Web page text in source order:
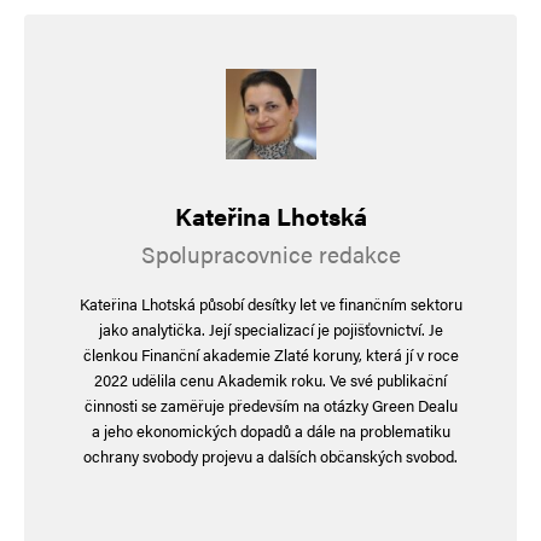
Vždyť kdo chce AZ, podporuje tanky. Názorem
PCBDC je, že touto logikou by měl být zakázán
i nápoj ZON a každá firma se ZIPem v názvu
📚 Zcela mimořádný je výsměšný útok na
premiéra Fialu za knihu „Petr Fiala od A do Z“,
která by se podle autorky měla přejmenovat
nebo stáhnout z oběhu – a autor by měl vrátit
honorář, pokud si ji tedy někdo vůbec koupil.
Inu, nelítostný osud postihuje i literaturu: kdo si
Kateřina Lhotská
Spolupracovnice redakce
Kateřina Lhotská působí desítky let ve finančním sektoru
jako analytička. Její specializací je pojišťovnictví. Je
členkou Finanční akademie Zlaté koruny, která jí v roce
2022 udělila cenu Akademik roku. Ve své publikační
činnosti se zaměřuje především na otázky Green Dealu
a jeho ekonomických dopadů a dále na problematiku
ochrany svobody projevu a dalších občanských svobod.